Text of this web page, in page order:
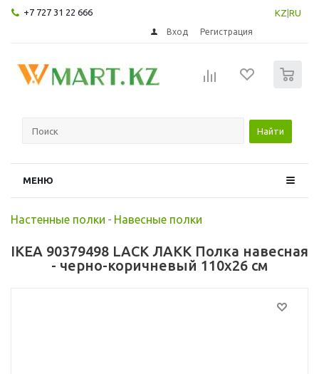
+7 727 31 22 666 KZ RU
Вход Регистрация
Найти
МЕНЮ
Настенные полки - Навесные полки
IKEA 90379498 LACK ЛАКК Полка навесная
- черно-коричневый 110x26 см